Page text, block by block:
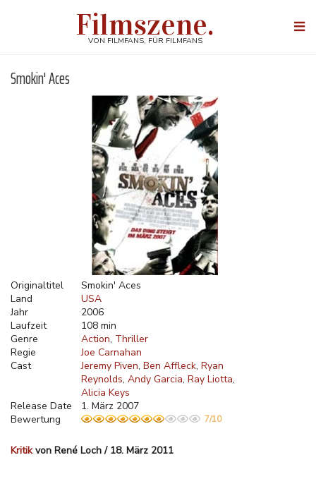
Filmszene.
VON FILMFANS, FÜR FILMFANS
Smokin' Aces
Originaltitel
Smokin' Aces
Land
USA
Jahr
2006
Laufzeit
108 min
Genre
Action Thriller
Regie
Joe Carnahan
Cast
Jeremy Piven Ben Affleck Ryan
Reynolds Andy Garcia Ray Liotta
Alicia Keys
Release Date
1. März 2007
Bewertung
7/10
Kritikvon René Loch / 18. März 2011